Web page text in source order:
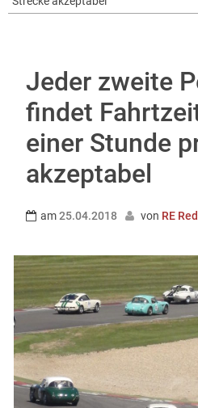
Jeder zweite
findet
einer Stunde
akzeptabel
am25.04.2018 von RE